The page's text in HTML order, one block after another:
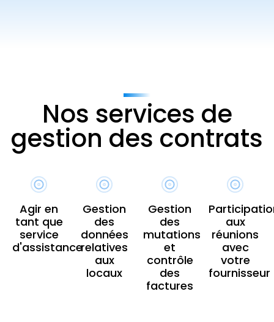
Nos services de
gestion des contrats
Agir en
tant que
service
d'assistance
Gestion
des
données
relatives
aux
locaux
Gestion
des
mutations
et
contrôle
des
factures
aux
réunions
avec
votre
fournisseur